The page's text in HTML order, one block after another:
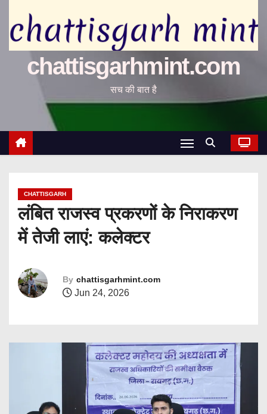
chattisgarhmint.com
सच की बात है
CHATTISGARH
लंबित राजस्व प्रकरणों के निराकरण
में तेजी लाएं: कलेक्टर
By chattisgarhmint.com
Jun 24, 2026